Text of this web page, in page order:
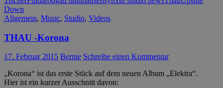
Down
Allgemein, Music, Studio, Videos
THAU -Korona
17. Februar 2015 Bernie Schreibe einen Kommentar
„Korona“ ist das erste Stück auf dem neuen Album „Elektra“.
Hier ist ein kurzer Ausschnitt davon: